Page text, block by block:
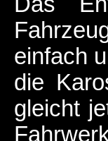
einfach
die
gleicht